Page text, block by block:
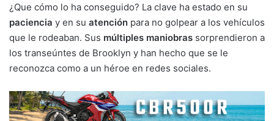
¿Que cómo lo ha conseguido? La clave ha estado en su
paciencia y en su atención para no golpear a los vehículos
que le rodeaban. Sus múltiples maniobras sorprendieron a
los transeúntes de Brooklyn y han hecho que se le
reconozca como a un héroe en redes sociales.